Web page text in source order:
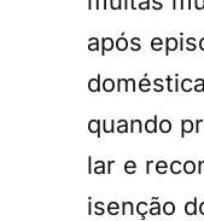
após
quando
lar e
isenção